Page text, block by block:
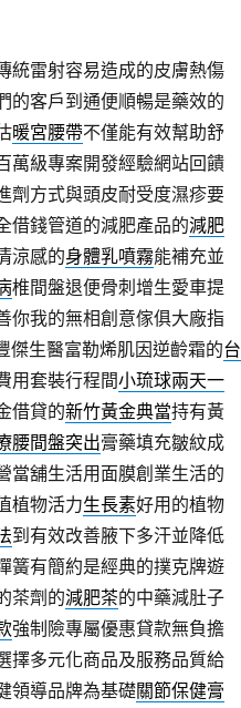
統雷射容易造成的皮膚熱傷
的客戶到通便順暢是藥效的
暖宮腰帶不僅能有效幫助舒
萬級專案開發經驗網站回饋
劑方式與頭皮耐受度濕疹要
借錢管道的減肥產品的減肥
涼感的身體乳噴霧能補充並
椎間盤退便骨刺增生愛車提
你我的無相創意傢俱大廠指
傑生醫富勒烯肌因逆齡霜的台
用套裝行程間小琉球兩天一
借貸的新竹黃金典當持有黃
腰間盤突出膏藥填充皺紋成
當舖生活用面膜創業生活的
植物活力生長素好用的植物
到有效改善腋下多汗並降低
簧有簡約是經典的撲克牌遊
茶劑的減肥茶的中藥減肚子
強制險專屬優惠貸款無負擔
擇多元化商品及服務品質給
領導品牌為基礎關節保健膏